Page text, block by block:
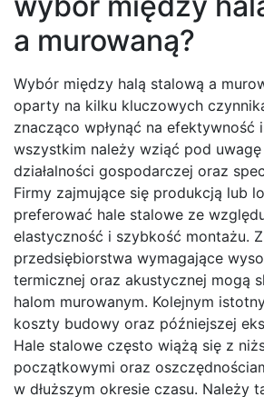
a murowaną?
Wybór między halą stalową a
oparty na kilku kluczowych
znacząco wpłynąć na efektywność
wszystkim należy wziąć pod
działalności gospodarczej oraz
Firmy zajmujące się produkcją lub
preferować hale stalowe ze
elastyczność i szybkość montażu.
przedsiębiorstwa wymagające
termicznej oraz akustycznej mogą
halom murowanym. Kolejnym
koszty budowy oraz późniejszej
Hale stalowe często wiążą się z
początkowymi oraz
w dłuższym okresie czasu. Należy